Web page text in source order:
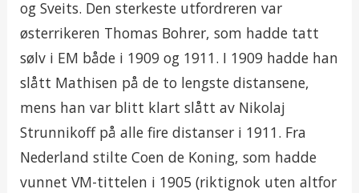
og Sveits. Den sterkeste utfordreren var
østerrikeren Thomas Bohrer, som hadde tatt
sølv i EM både i 1909 og 1911. I 1909 hadde han
slått Mathisen på de to lengste distansene,
mens han var blitt klart slått av Nikolaj
Strunnikoff på alle fire distanser i 1911. Fra
Nederland stilte Coen de Koning, som hadde
vunnet VM-tittelen i 1905 (riktignok uten altfor